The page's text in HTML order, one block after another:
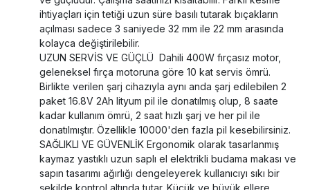
ihtiyaçları için tetiği uzun süre basılı tutarak bıçakların
açılması sadece 3 saniyede 32 mm ile 22 mm arasında
kolayca değiştirilebilir.
UZUN SERVİS VE GÜÇLÜ Dahili 400W fırçasız motor,
geleneksel fırça motoruna göre 10 kat servis ömrü.
Birlikte verilen şarj cihazıyla aynı anda şarj edilebilen 2
paket 16.8V 2Ah lityum pil ile donatılmış olup, 8 saate
kadar kullanım ömrü, 2 saat hızlı şarj ve her pil ile
donatılmıştır. Özellikle 10000'den fazla pil kesebilirsiniz.
SAĞLIKLI VE GÜVENLİK Ergonomik olarak tasarlanmış
kaymaz yastıklı uzun saplı el elektrikli budama makası ve
sapın tasarımı ağırlığı dengeleyerek kullanıcıyı sıkı bir